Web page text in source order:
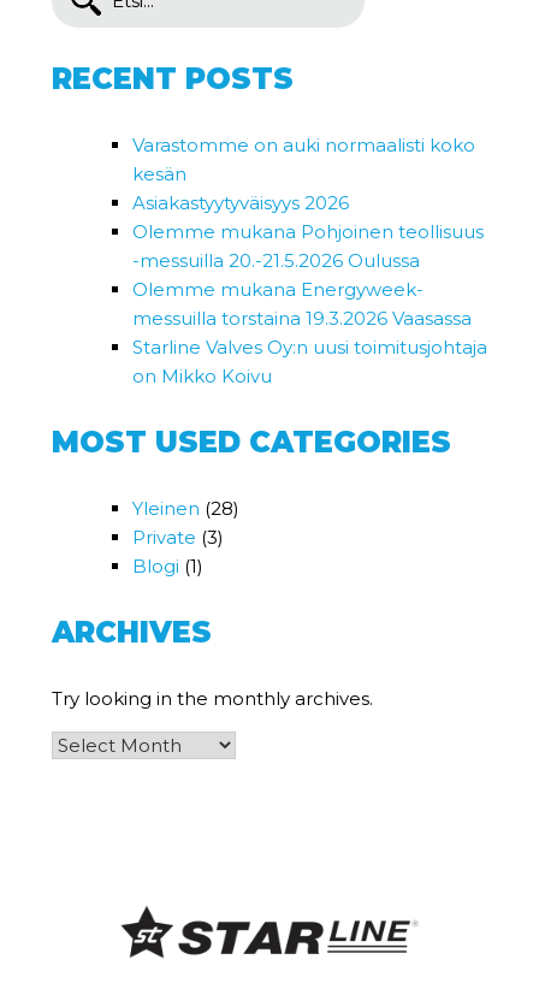
for:
RECENT POSTS
Varastomme on auki normaalisti koko
kesän
Asiakastyytyväisyys 2026
Olemme mukana Pohjoinen teollisuus
-messuilla 20.-21.5.2026 Oulussa
Olemme mukana Energyweek-
messuilla torstaina 19.3.2026 Vaasassa
Starline Valves Oy:n uusi toimitusjohtaja
on Mikko Koivu
MOST USED CATEGORIES
Yleinen (28)
Private (3)
Blogi (1)
ARCHIVES
Try looking in the monthly archives.
Archives